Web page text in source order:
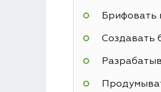
Брифовать
Создавать